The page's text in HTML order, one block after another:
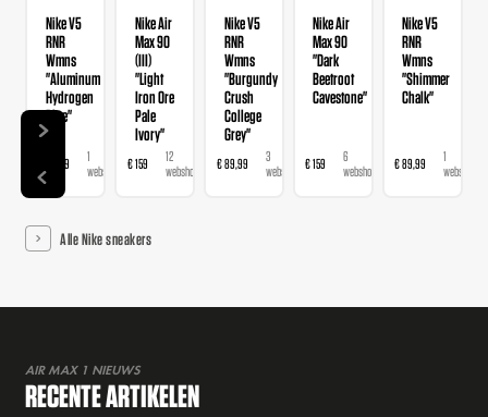
Nike V5
RNR
Wmns
"Aluminum
Hydrogen
Blue"
€ 89,99
1
webshop
Nike Air
Max 90
(III)
"Light
Iron Ore
Pale
Ivory"
€ 159
12
webshops
Nike V5
RNR
Wmns
"Burgundy
Crush
College
Grey"
€ 89,99
3
webshops
Nike Air
Max 90
"Dark
Beetroot
Cavestone"
€ 159
6
webshops
Nike V5
RNR
Wmns
"Shimmer
Chalk"
€ 89,99
1
webshop
Alle Nike sneakers
AIR MAX 1 NIEUWS
RECENTE ARTIKELEN